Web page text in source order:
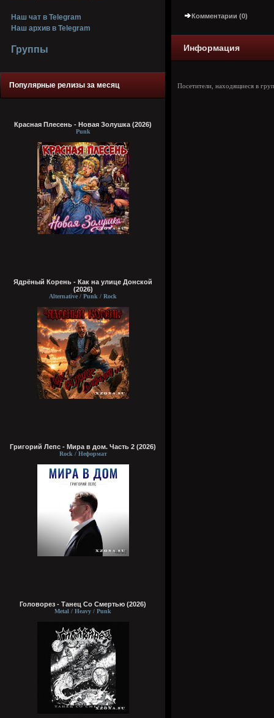
Наш чат в Telegram
Наш архив в Telegram
Группы
Популярные релизы за месяц
Красная Плесень - Новая Золушка (2026)
Punk
Ядрёный Корень - Как на улице Донской
(2026)
Alternative / Punk / Rock
Григорий Лепс - Мира в дом. Часть 2 (2026)
Rock / Неформат
Головорез - Tанец Со Смертью (2026)
Metal / Heavy / Punk
Комментарии (0)
Информация
Посетители, находящиеся в